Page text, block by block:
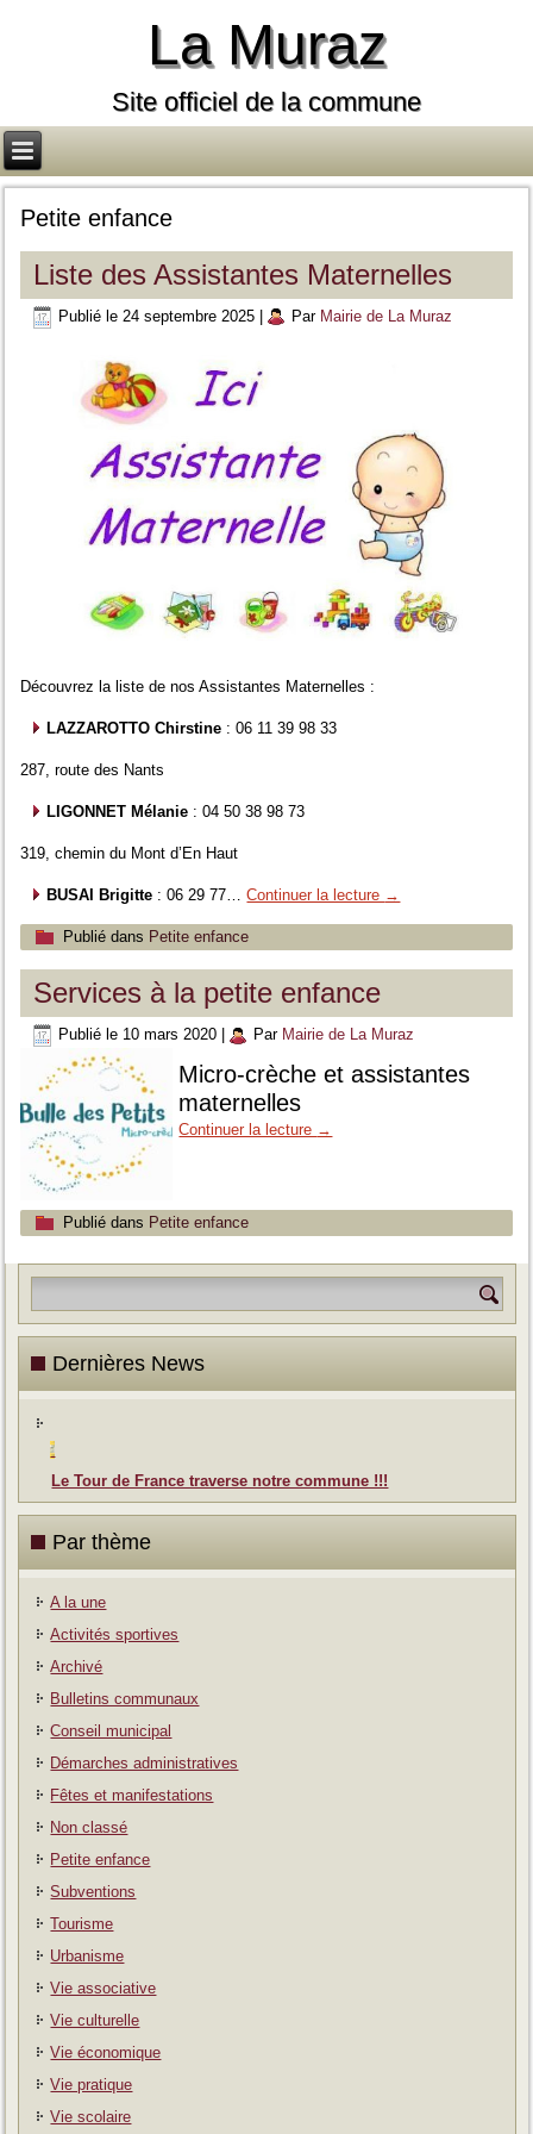
La Muraz
Site officiel de la commune
Petite enfance
Liste des Assistantes Maternelles
Publié le 24 septembre 2025 Par Mairie de La Muraz
Découvrez la liste de nos Assistantes Maternelles :
LAZZAROTTO Chirstine : 06 11 39 98 33
287, route des Nants
LIGONNET Mélanie : 04 50 38 98 73
319, chemin du Mont d’En Haut
BUSAI Brigitte : 06 29 77…Continuer la lecture →
Publié dans Petite enfance
Services à la petite enfance
Publié le 10 mars 2020 Par Mairie de La Muraz
Micro-crèche et assistantes
maternelles
Continuer la lecture →
Publié dans Petite enfance
Dernières News
Le Tour de France traverse notre commune !!!
Par thème
A la une
Activités sportives
Archivé
Bulletins communaux
Conseil municipal
Démarches administratives
Fêtes et manifestations
Non classé
Petite enfance
Subventions
Tourisme
Urbanisme
Vie associative
Vie culturelle
Vie économique
Vie pratique
Vie scolaire